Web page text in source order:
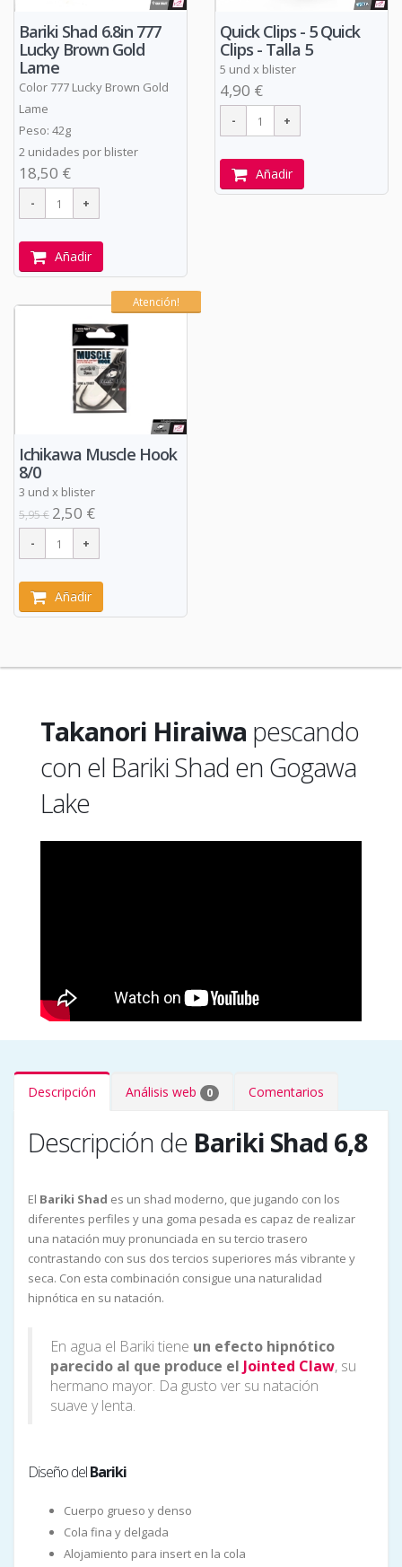
Bariki Shad 6.8in 777
Lucky Brown Gold
Lame
Color 777 Lucky Brown Gold
Lame
Peso: 42g
2 unidades por blister
18,50 €
Añadir
Quick Clips - 5 Quick
Clips - Talla 5
5 und x blister
4,90 €
Añadir
Atención!
Ichikawa Muscle Hook
8/0
3 und x blister
5,95 € 2,50 €
Añadir
Takanori Hiraiwa pescando
con el Bariki Shad en Gogawa
Lake
Descripción Análisis web 0 Comentarios
Descripción de Bariki Shad 6,8
El Bariki Shad es un shad moderno, que jugando con los
diferentes perfiles y una goma pesada es capaz de realizar
una natación muy pronunciada en su tercio trasero
contrastando con sus dos tercios superiores más vibrante y
seca. Con esta combinación consigue una naturalidad
hipnótica en su natación.
En agua el Bariki tiene un efecto hipnótico
parecido al que produce el Jointed Claw, su
hermano mayor. Da gusto ver su natación
suave y lenta.
Diseño delBariki
Cuerpo grueso y denso
Cola fina y delgada
Alojamiento para insert en la cola